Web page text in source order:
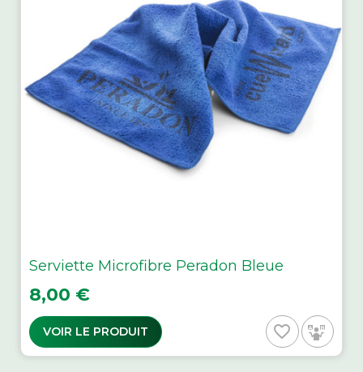
Serviette Microfibre Peradon Bleue
Prix
8,00 €
VOIR LE PRODUIT favorite_border